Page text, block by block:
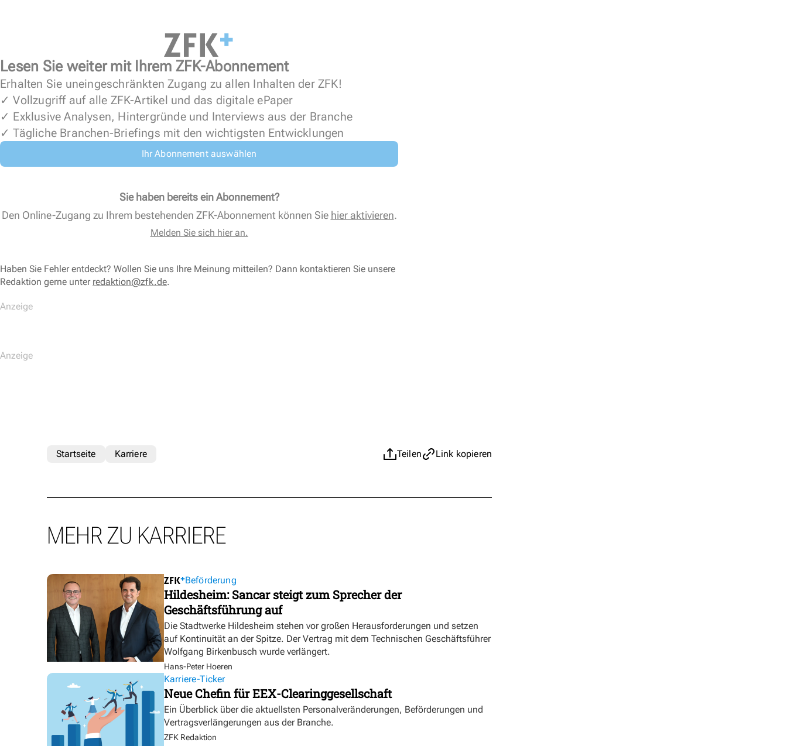
Lesen Sie weiter mit Ihrem ZFK-Abonnement
Erhalten Sie uneingeschränkten Zugang zu allen Inhalten der ZFK!
✓ Vollzugriff auf alle ZFK-Artikel und das digitale ePaper
✓ Exklusive Analysen, Hintergründe und Interviews aus der Branche
✓ Tägliche Branchen-Briefings mit den wichtigsten Entwicklungen
Ihr Abonnement auswählen
Sie haben bereits ein Abonnement?
Den Online-Zugang zu Ihrem bestehenden ZFK-Abonnement können Sie hier aktivieren.
Melden Sie sich hier an.
Haben Sie Fehler entdeckt? Wollen Sie uns Ihre Meinung mitteilen? Dann kontaktieren Sie unsere
Redaktion gerne unter redaktion@zfk.de.
Teilen Link kopieren
Startseite Karriere
MEHR ZU KARRIERE
Beförderung
Hildesheim: Sancar steigt zum Sprecher der
Geschäftsführung auf
Die Stadtwerke Hildesheim stehen vor großen Herausforderungen und setzen
auf Kontinuität an der Spitze. Der Vertrag mit dem Technischen Geschäftsführer
Wolfgang Birkenbusch wurde verlängert.
Hans-Peter Hoeren
Karriere-Ticker
Neue Chefin für EEX-Clearinggesellschaft
Ein Überblick über die aktuellsten Personalveränderungen, Beförderungen und
Vertragsverlängerungen aus der Branche.
ZFK Redaktion